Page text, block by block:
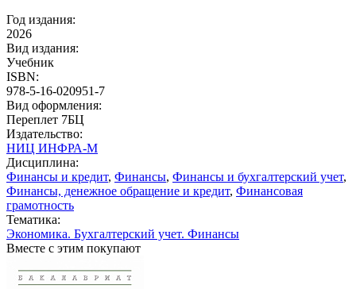
Год издания:
2026
Вид издания:
Учебник
ISBN:
978-5-16-020951-7
Вид оформления:
Переплет 7БЦ
Издательство:
НИЦ ИНФРА-М
Дисциплина:
Финансы и кредит, Финансы, Финансы и бухгалтерский учет,
Финансы, денежное обращение и кредит, Финансовая
грамотность
Тематика:
Экономика. Бухгалтерский учет. Финансы
Вместе с этим покупают